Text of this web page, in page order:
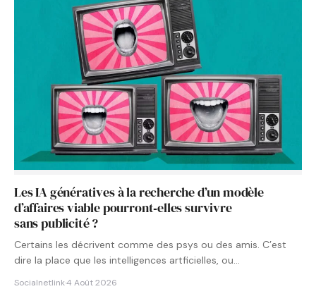
Les IA génératives à la recherche d’un modèle
d’affaires viable pourront‑elles survivre
sans publicité ?
Certains les décrivent comme des psys ou des amis. C’est
dire la place que les intelligences artficielles, ou…
Socialnetlink·4 Août 2026